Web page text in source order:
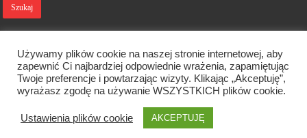
Designed by Webdawid
Oficjalna strona Diecezji Zielonogórsko-Gorzowskiej. © 2026. Wszelkie
prawa zastrzeżone.
Używamy plików cookie na naszej stronie internetowej, aby
zapewnić Ci najbardziej odpowiednie wrażenia, zapamiętując
Twoje preferencje i powtarzając wizyty. Klikając „Akceptuję”,
wyrażasz zgodę na używanie WSZYSTKICH plików cookie.
Ustawienia plików cookie AKCEPTUJĘ